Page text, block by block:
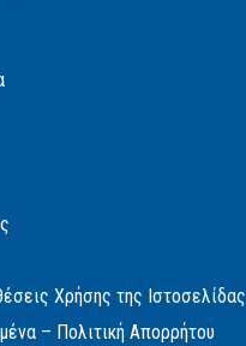
Χρήσης της Ιστοσελίδας
– Πολιτική Απορρήτου